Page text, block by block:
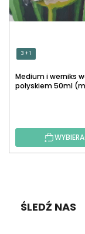
3 + 1
Medium i werniks
połyskiem 50ml
ŚLEDŹ NAS